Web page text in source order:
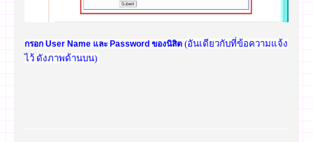
กรอก User Name และ Password ของนิสิต (อันเดียวกับที่ข้อความแจ้ง
ไว้ ดังภาพด้านบน)